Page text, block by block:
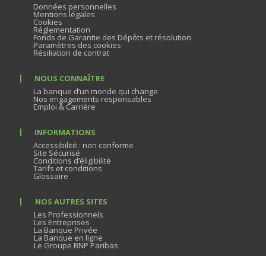
Données personnelles
Mentions légales
Cookies
Réglementation
Fonds de Garantie des Dépôts et résolution
Paramètres des cookies
Résiliation de contrat
NOUS CONNAÎTRE
La banque d’un monde qui change
Nos engagements responsables
Emploi & Carrière
INFORMATIONS
Accessibilité : non conforme
Site Sécurisé
Conditions d’éligibilité
Tarifs et conditions
Glossaire
NOS AUTRES SITES
Les Professionnels
Les Entreprises
La Banque Privée
La Banque en ligne
Le Groupe BNP Paribas